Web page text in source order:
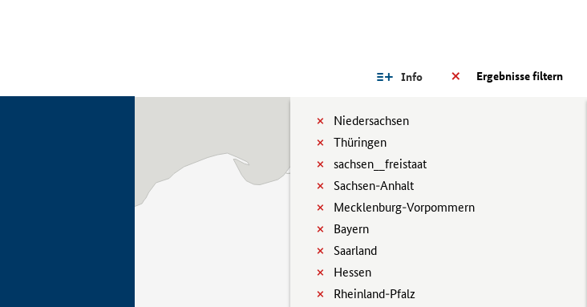
Ergebnisse filtern
Info
Niedersachsen
Thüringen
sachsen__freistaat
Sachsen-Anhalt
Mecklenburg-Vorpommern
Bayern
Saarland
Hessen
Rheinland-Pfalz